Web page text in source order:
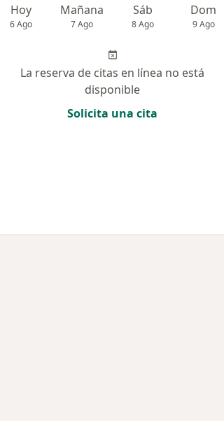
Hoy
6 Ago
Mañana
7 Ago
Sáb
8 Ago
Dom
9 Ago
La reserva de citas en línea no está
disponible
Solicita una cita